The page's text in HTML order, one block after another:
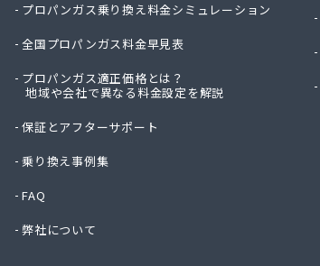
プロパンガス乗り換え料金シミュレーション
全国プロパンガス料金早見表
プロパンガス適正価格とは？
地域や会社で異なる料金設定を解説
保証とアフターサポート
乗り換え事例集
FAQ
弊社について